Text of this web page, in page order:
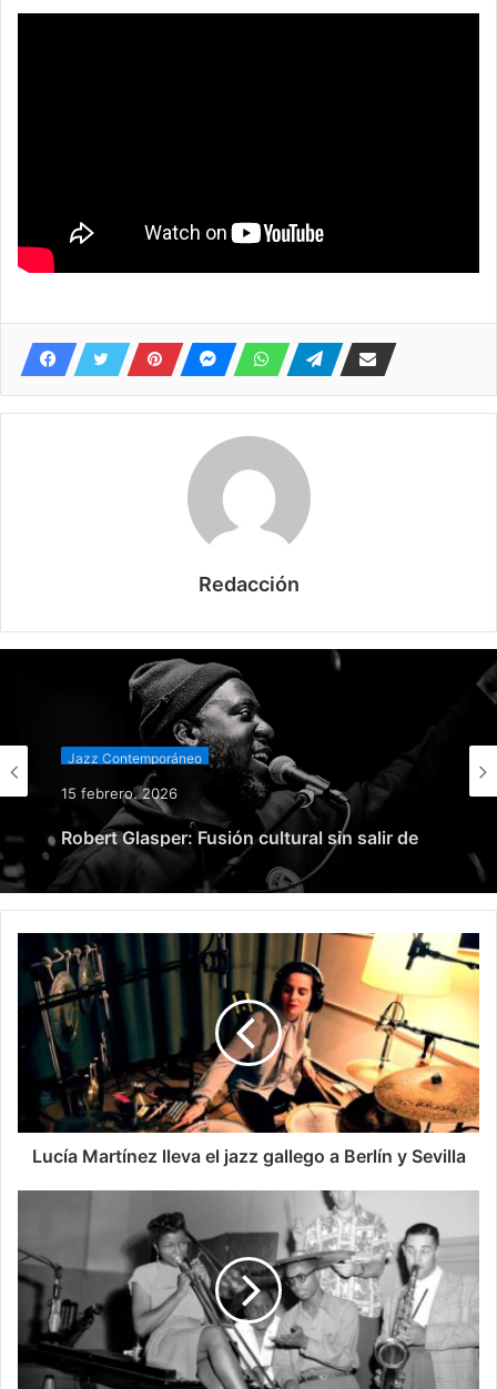
Redacción
Jazz Contemporáneo
15 febrero, 2026
Robert Glasper: Fusión cultural sin salir de
casa
Lucía Martínez lleva el jazz gallego a Berlín y Sevilla